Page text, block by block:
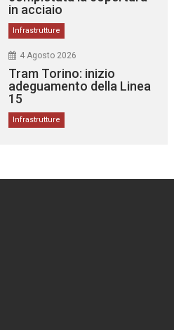
in acciaio
Infrastrutture
4 Agosto 2026
Tram Torino: inizio
adeguamento della Linea
15
Infrastrutture